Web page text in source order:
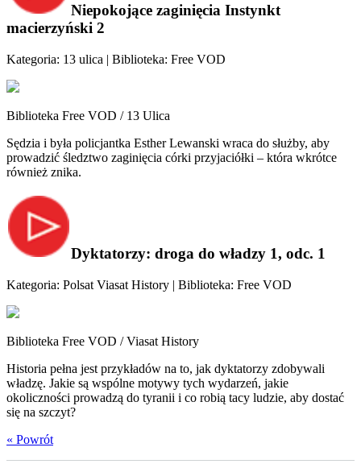
Niepokojące zaginięcia Instynkt
macierzyński 2
Kategoria: 13 ulica | Biblioteka: Free VOD
Biblioteka Free VOD / 13 Ulica
Sędzia i była policjantka Esther Lewanski wraca do służby, aby
prowadzić śledztwo zaginięcia córki przyjaciółki – która wkrótce
również znika.
Dyktatorzy: droga do władzy 1, odc. 1
Kategoria: Polsat Viasat History | Biblioteka: Free VOD
Biblioteka Free VOD / Viasat History
Historia pełna jest przykładów na to, jak dyktatorzy zdobywali
władzę. Jakie są wspólne motywy tych wydarzeń, jakie
okoliczności prowadzą do tyranii i co robią tacy ludzie, aby dostać
się na szczyt?
« Powrót